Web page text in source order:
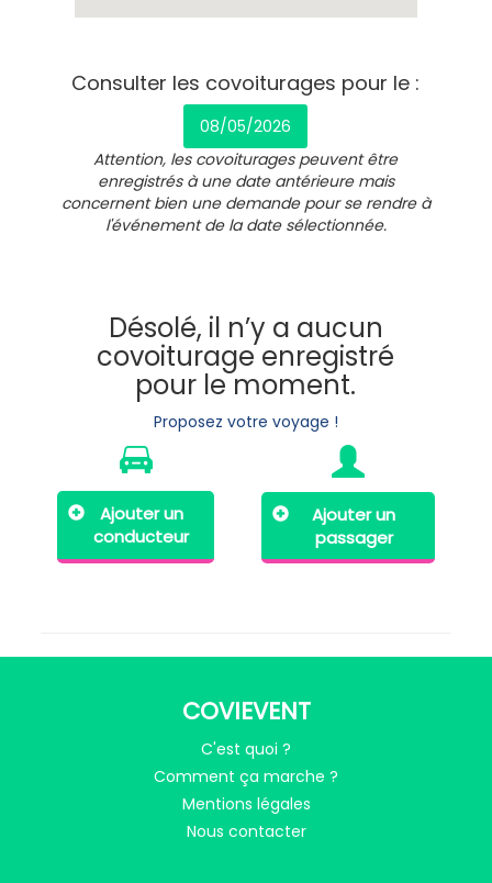
Consulter les covoiturages pour le :
08/05/2026
Attention, les covoiturages peuvent être
enregistrés à une date antérieure mais
concernent bien une demande pour se rendre à
l'événement de la date sélectionnée.
Désolé, il n’y a aucun
covoiturage enregistré
pour le moment.
Proposez votre voyage !
Ajouter un
conducteur
Ajouter un
passager
COVIEVENT
C'est quoi ?
Comment ça marche ?
Mentions légales
Nous contacter